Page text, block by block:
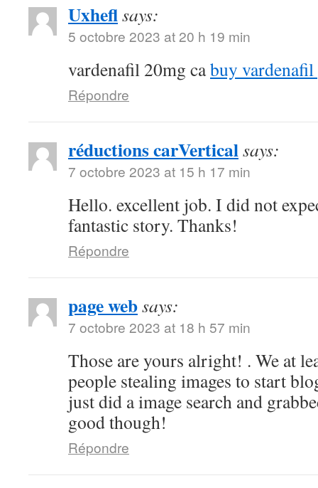
Uxheflsays:
5 octobre 2023 at 20 h 19 min
vardenafil 20mg cabuy vardenafil
Répondre
réductions carVerticalsays:
7 octobre 2023 at 15 h 17 min
Hello. excellent job. I did not
fantastic story. Thanks!
Répondre
page websays:
7 octobre 2023 at 18 h 57 min
Those are yours alright! . We at
people stealing images to start
just did a image search and
good though!
Répondre